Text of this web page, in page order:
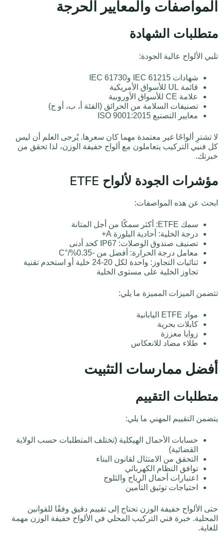
المواصفات والمعايير الحرجة
متطلبات الشهادة
تلبي الألواح عالية الجودة:
شهادات IEC 61215 وIEC 61730
قائمة UL للأسواق الأمريكية
علامة CE للأسواق الأوروبية
تصنيفات السلامة من الحرائق (الفئة أ، ب، أو ج)
معايير التصنيع ISO 9001:2015
لا تشترِ ألواحًا غير معتمدة مهما كان سعرها. يُرجى العلم أن ليس
كل فنيي التركيب يتعاملون مع ألواح خفيفة الوزن، لذا تحقق من
خبرتك.
مؤشرات الجودة لألواح ETFE
ابحث عن هذه المواصفات:
سمك ETFE: أكثر سمكًا من أجل المتانة
درجة الخلية: أحادية البلورة A+
تصنيف صندوق الوصلات: IP67 كحد أدنى
معامل درجة الحرارة: أفضل من -0.35%/°C
ثنائيات التجاوز: واحدة لكل 20-24 خلية أو استخدم تقنية
تجاوز الخلية على مستوى الخلية
تتضمن الميزات المميزة ما يلي:
مواد ETFE اليابانية
كابلات بحرية
زوايا معززة
طلاء مضاد للانعكاس
أفضل ممارسات التثبيت
متطلبات التقييم
يتضمن التقييم المهني ما يلي:
حسابات الأحمال الهيكلية (تختلف المتطلبات حسب الولاية
القضائية)
التحقق من الامتثال لقانون البناء
توافق النظام الكهربائي
اعتبارات أحمال الرياح والثلوج
احتياجات توثيق التأمين
حتى الألواح خفيفة الوزن تحتاج إلى تقييم دقيق وفقًا للقوانين
المحلية. خبرة فني التركيب المحلي في الألواح خفيفة الوزن مهمة
للغاية.